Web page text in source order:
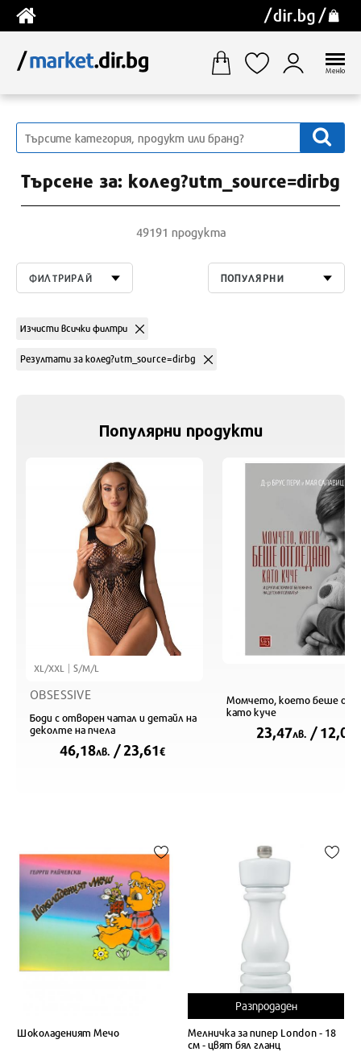
Меню
Търсене за: колед?utm_source=dirbg
49191 продукта
ФИЛТРИРАЙ ПОПУЛЯРНИ
Изчисти всички филтри
Резултати за колед?utm_source=dirbg
Популярни продукти
XL/XXL S/M/L
OBSESSIVE
Боди с отворен чатал и детайл на
деколте на пчела
46,18лв./ 23,61€
Момчето, което беше
като куче
23,47лв./ 12,00
Шоколаденият Мечо
Разпродаден
Мелничка за пипер London - 18
см - цвят бял гланц